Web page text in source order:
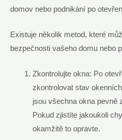
domov nebo podnikání po
Existuje několik metod, které
bezpečnosti vašeho domu nebo
Zkontrolujte okna: Po
zkontrolovat stav
jsou všechna okna pevně
Pokud zjistíte jakoukoli
okamžitě to opravte.